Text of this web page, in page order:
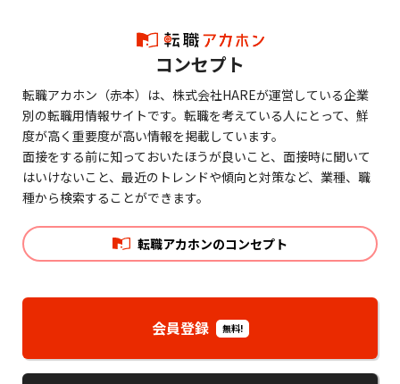
コンセプト
転職アカホン（赤本）は、株式会社HAREが運営している企業
別の転職用情報サイトです。転職を考えている人にとって、鮮
度が高く重要度が高い情報を掲載しています。
面接をする前に知っておいたほうが良いこと、面接時に聞いて
はいけないこと、最近のトレンドや傾向と対策など、業種、職
種から検索することができます。
転職アカホンのコンセプト
会員登録 無料!